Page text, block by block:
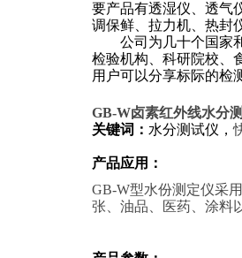
要产品有透湿仪、透气
调保鲜、拉力机、热封
公司为几十个国家和
检验机构、科研院校、
用户可以分享标际的检
GB-W卤素红外线水分
关键词： 水分测试仪，
产品应用：
GB-W型水份测定仪采
张、油品、医药、涂料